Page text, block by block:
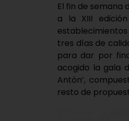
El fin de semana
a la XIII
tres días de
para dar por
acogido la gala
Antón’,
resto de